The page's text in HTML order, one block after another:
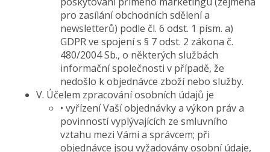
pro zasílání obchodních sdělení a
newsletterů) podle čl. 6 odst. 1 písm. a)
GDPR ve spojení s § 7 odst. 2 zákona č.
480/2004 Sb., o některých službách
informační společnosti v případě, že
nedošlo k objednávce zboží nebo služby.
V. Účelem zpracování osobních údajů je
• vyřízení Vaší objednávky a výkon práv a
povinností vyplývajících ze smluvního
vztahu mezi Vámi a správcem; při
objednávce jsou vyžadovány osobní údaje,